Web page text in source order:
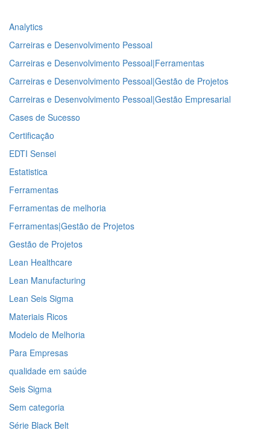
Analytics
Carreiras e Desenvolvimento Pessoal
Carreiras e Desenvolvimento Pessoal|Ferramentas
Carreiras e Desenvolvimento Pessoal|Gestão de Projetos
Carreiras e Desenvolvimento Pessoal|Gestão Empresarial
Cases de Sucesso
Certificação
EDTI Sensei
Estatistica
Ferramentas
Ferramentas de melhoria
Ferramentas|Gestão de Projetos
Gestão de Projetos
Lean Healthcare
Lean Manufacturing
Lean Seis Sigma
Materiais Ricos
Modelo de Melhoria
Para Empresas
qualidade em saúde
Seis Sigma
Sem categoria
Série Black Belt